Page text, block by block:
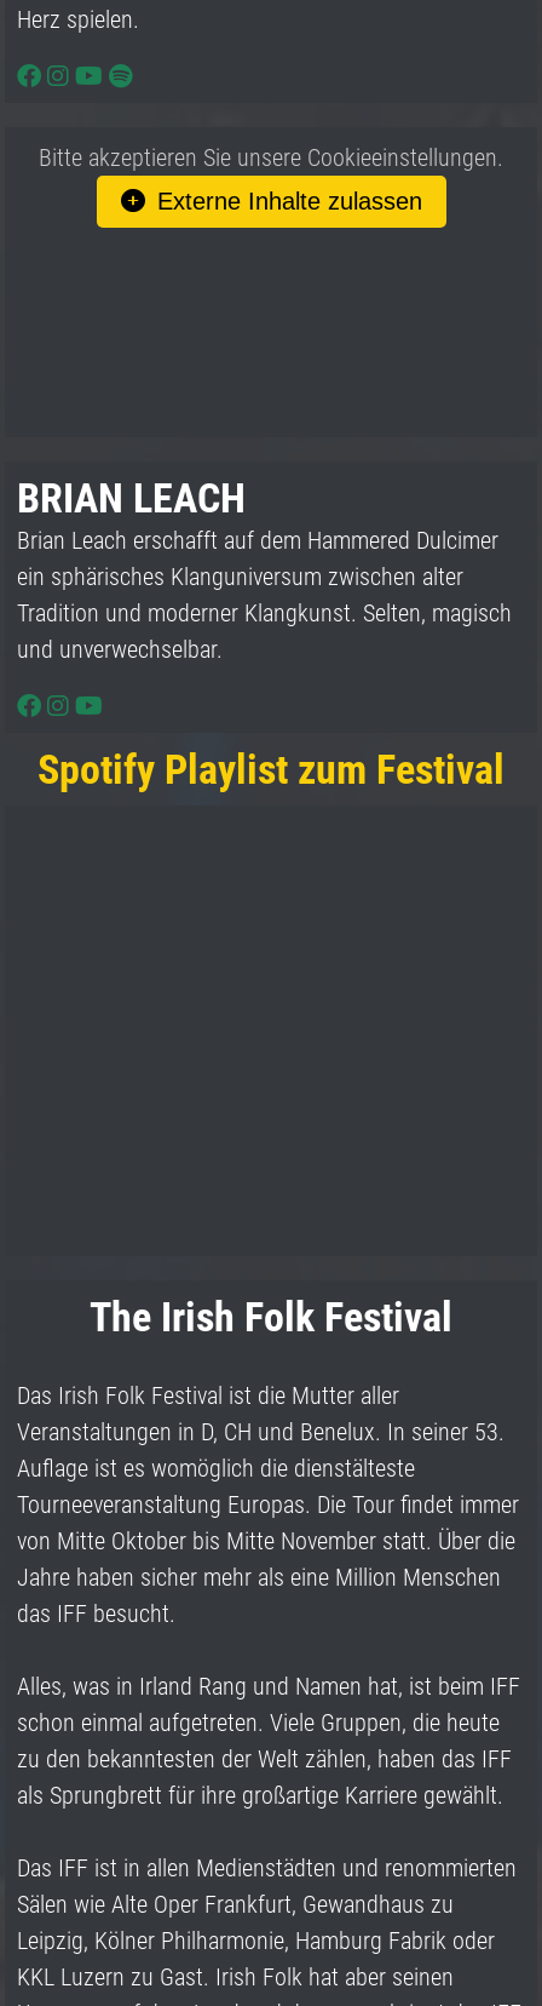
Herz spielen.
Bitte akzeptieren Sie unsere Cookieeinstellungen.
Externe Inhalte zulassen
BRIAN LEACH
Brian Leach erschafft auf dem Hammered Dulcimer
ein sphärisches Klanguniversum zwischen alter
Tradition und moderner Klangkunst. Selten, magisch
und unverwechselbar.
Spotify Playlist zum Festival
The Irish Folk Festival
Das Irish Folk Festival ist die Mutter aller
Veranstaltungen in D, CH und Benelux. In seiner 53.
Auflage ist es womöglich die dienstälteste
Tourneeveranstaltung Europas. Die Tour findet immer
von Mitte Oktober bis Mitte November statt. Über die
Jahre haben sicher mehr als eine Million Menschen
das IFF besucht.
Alles, was in Irland Rang und Namen hat, ist beim IFF
schon einmal aufgetreten. Viele Gruppen, die heute
zu den bekanntesten der Welt zählen, haben das IFF
als Sprungbrett für ihre großartige Karriere gewählt.
Das IFF ist in allen Medienstädten und renommierten
Sälen wie Alte Oper Frankfurt, Gewandhaus zu
Leipzig, Kölner Philharmonie, Hamburg Fabrik oder
KKL Luzern zu Gast. Irish Folk hat aber seinen